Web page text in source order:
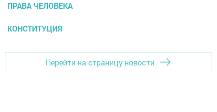
ПРАВА ЧЕЛОВЕКА
КОНСТИТУЦИЯ
Перейти на страницу новости